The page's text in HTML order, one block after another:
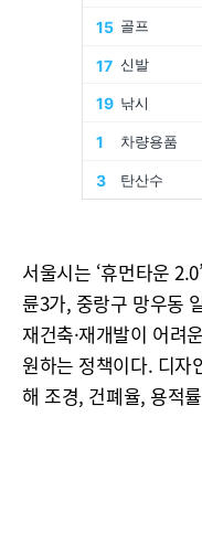
서울시는 ‘휴먼타운
륜3가, 중랑구 망우동
재건축·재개발이 어려
원하는 정책이다. 디자
해 조경, 건폐율, 용적